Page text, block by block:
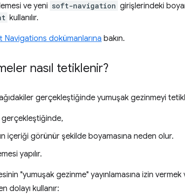
ve yeni soft-navigation girişlerindeki
kullanılır.
Navigations dokümanlarına bakın.
nasıl tetiklenir?
gerçekleştiğinde yumuşak gezinmeyi
gerçekleştiğinde,
içeriği görünür şekilde boyamasına neden olur.
yapılır.
"yumuşak gezinme" yayınlamasına izin vermek
dolayı kullanır: